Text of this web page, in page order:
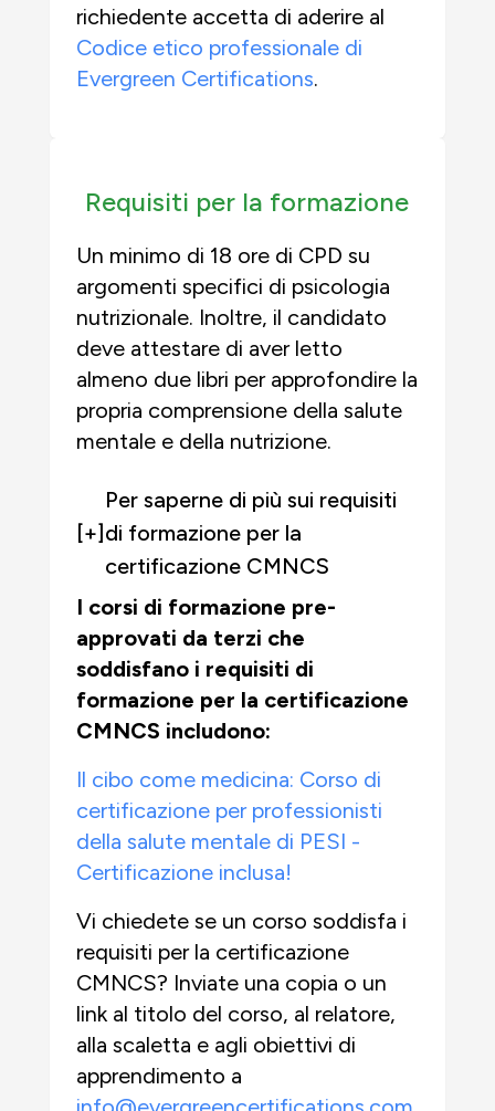
richiedente accetta di aderire al
Codice etico professionale di
Evergreen Certifications.
Requisiti per la formazione
Un minimo di 18 ore di CPD su
argomenti specifici di psicologia
nutrizionale. Inoltre, il candidato
deve attestare di aver letto
almeno due libri per approfondire la
propria comprensione della salute
mentale e della nutrizione.
[+]
Per saperne di più sui requisiti
di formazione per la
certificazione CMNCS
I corsi di formazione pre-
approvati da terzi che
soddisfano i requisiti di
formazione per la certificazione
CMNCS includono:
Il cibo come medicina: Corso di
certificazione per professionisti
della salute mentale di PESI -
Certificazione inclusa!
Vi chiedete se un corso soddisfa i
requisiti per la certificazione
CMNCS? Inviate una copia o un
link al titolo del corso, al relatore,
alla scaletta e agli obiettivi di
apprendimento a